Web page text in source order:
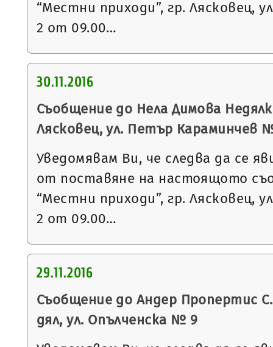
“Местни приходи”, гр. Лясковец,
2 от 09.00…
30.11.2016
Съобщение до Нела Димова
Лясковец, ул. Петър Караминчев
Уведомявам Ви, че следва да се
от поставяне на настоящото
“Местни приходи”, гр. Лясковец,
2 от 09.00…
29.11.2016
Съобщение до Андер Пропертис
дял, ул. Опълченска № 9